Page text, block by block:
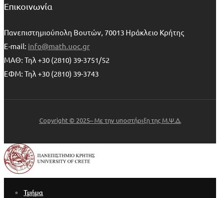
Επικοινωνία
Πανεπιστημιούπολη Βουτών, 70013 Ηράκλειο Κρήτης
E-mail: info@math.uoc.gr
ΜΑΘ: Τηλ +30 (2810) 39-3751/52
ΕΦΜ: Τηλ +30 (2810) 39-3743
Copyright © 2025– Με την υποστήριξη της Μ.Ψ.Δ.
Τμήμα